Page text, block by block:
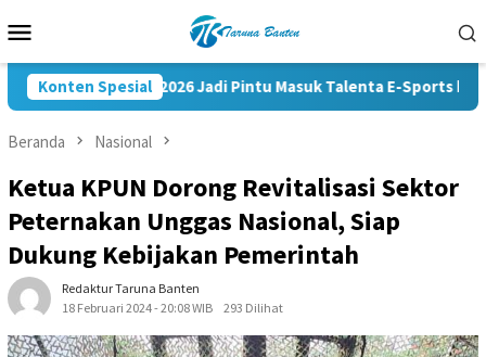
ke
Mobile
Konten Spesial
Kapolri Cup 2026 Jadi Pintu Masuk Talenta E-Sports ke
Beranda Nasional
Ketua KPUN Dorong Revitalisasi Sektor
Peternakan Unggas Nasional, Siap
Dukung Kebijakan Pemerintah
Redaktur Taruna Banten
18 Februari 2024 - 20:08 WIB
293 Dilihat